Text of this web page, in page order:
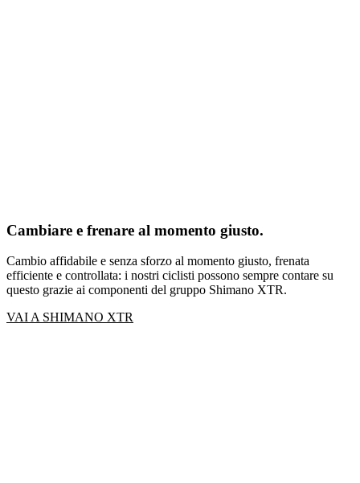
Cambiare e frenare al momento giusto.
Cambio affidabile e senza sforzo al momento giusto, frenata
efficiente e controllata: i nostri ciclisti possono sempre contare su
questo grazie ai componenti del gruppo Shimano XTR.
VAI A SHIMANO XTR